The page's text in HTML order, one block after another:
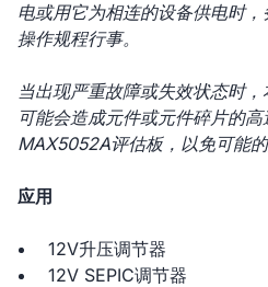
电或用它为相连的设备供电时
操作规程行事。
当出现严重故障或失效状态时
可能会造成元件或元件碎片的
MAX5052A评估板，以免可能的
应用
12V升压调节器
12V SEPIC调节器